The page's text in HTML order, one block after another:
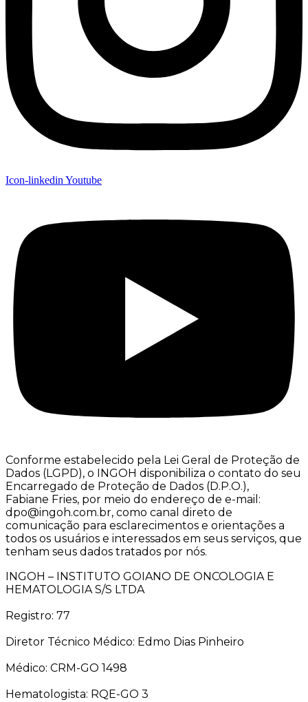
Icon-linkedin Youtube
Conforme estabelecido pela Lei Geral de Proteção de
Dados (LGPD), o INGOH disponibiliza o contato do seu
Encarregado de Proteção de Dados (D.P.O.),
Fabiane Fries, por meio do endereço de e-mail:
dpo@ingoh.com.br, como canal direto de
comunicação para esclarecimentos e orientações a
todos os usuários e interessados em seus serviços, que
tenham seus dados tratados por nós.
INGOH – INSTITUTO GOIANO DE ONCOLOGIA E
HEMATOLOGIA S/S LTDA
Registro: 77
Diretor Técnico Médico: Edmo Dias Pinheiro
Médico: CRM-GO 1498
Hematologista: RQE-GO 3